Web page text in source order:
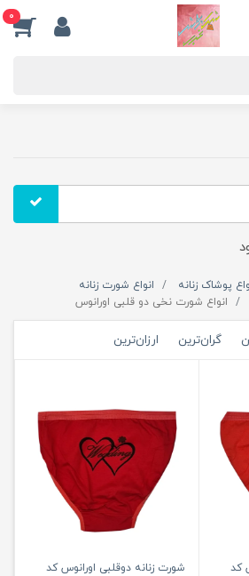
0
پوشاک زنانه
انواع شورت زنانه
انواع شورت نخی دو قلبی اورانوس
گران‌ترین ارزان‌ترین
کد
شورت زنانه دوقلبی اورانوس کد